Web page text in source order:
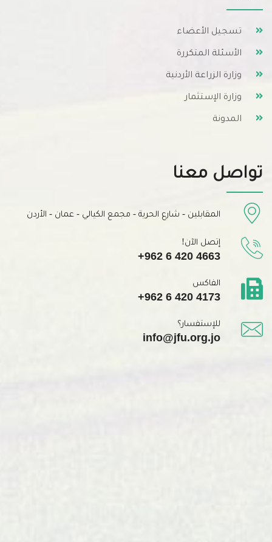
تسجيل الأعضاء
الأسئلة المتكررة
وزارة الزراعة الأردنية
وزارة الإستثمار
المدونة
تواصل معنا
المقابلين - شارع الحرية - مجمع الكيالي - عمان - الأردن
إتصل الآن!
+962 6 420 4663
الفاكس
+962 6 420 4173
للإستفسار؟
info@jfu.org.jo